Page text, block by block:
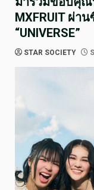
MXFRUIT ผ่า
“UNIVERSE”
STAR SOCIETY